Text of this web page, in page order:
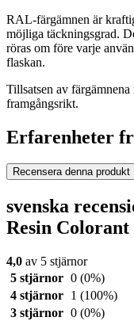
RAL-färgämnen är
möjliga täckningsgrad.
röras om före varje
flaskan.
Tillsatsen av färgämnena
framgångsrikt.
Erfarenheter
Recensera denna produkt
svenska
Resin
4,0 av 5 stjärnor
5 stjärnor 0 (0%)
4 stjärnor
1 (100%)
3 stjärnor 0 (0%)